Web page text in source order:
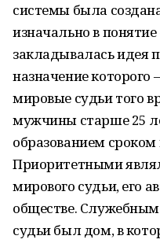
системы была
изначально в
закладывалась идея
назначение которого
мировые судьи того
мужчины старше 25
образованием сроком
Приоритетными
мирового судьи, его
обществе.
судьи был дом, в